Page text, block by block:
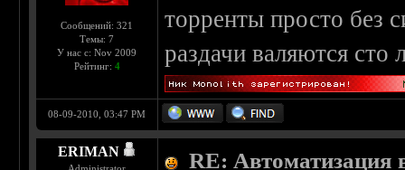
Сообщений: 321
Темы: 7
У нас с: Nov 2009
Рейтинг: 4
торренты просто без
раздачи валяются сто
08-09-2010, 03:47 PM
ERIMAN RE: Автоматизация